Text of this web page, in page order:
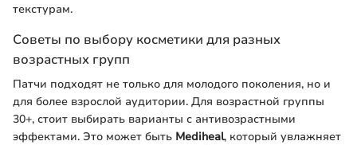
текстурам.
Советы по выбору косметики для разных
возрастных групп
Патчи подходят не только для молодого поколения, но и
для более взрослой аудитории. Для возрастной группы
30+, стоит выбирать варианты с антивозрастными
эффектами. Это может быть Mediheal, который увлажняет